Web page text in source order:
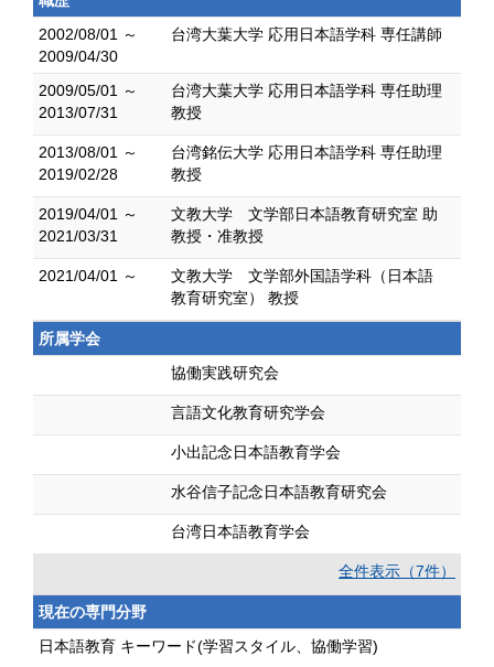
2002/08/01 ～
2009/04/30
台湾大葉大学 応用日本語学科 専任講師
2009/05/01 ～
2013/07/31
台湾大葉大学 応用日本語学科 専任助理
教授
2013/08/01 ～
2019/02/28
台湾銘伝大学 応用日本語学科 専任助理
教授
2019/04/01 ～
2021/03/31
文教大学 文学部日本語教育研究室 助
教授・准教授
2021/04/01 ～
文教大学 文学部外国語学科（日本語
教育研究室） 教授
所属学会
協働実践研究会
言語文化教育研究学会
小出記念日本語教育学会
水谷信子記念日本語教育研究会
台湾日本語教育学会
全件表示（7件）
現在の専門分野
日本語教育 キーワード(学習スタイル、協働学習)